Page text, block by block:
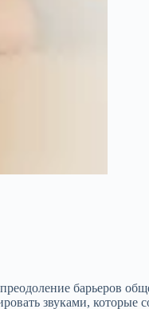
барьеров
звуками, которые